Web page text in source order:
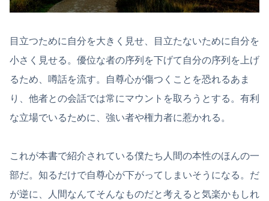
目立つために自分を大きく見せ、目立たないために自分を
小さく見せる。優位な者の序列を下げて自分の序列を上げ
るため、噂話を流す。自尊心が傷つくことを恐れるあま
り、他者との会話では常にマウントを取ろうとする。有利
な立場でいるために、強い者や権力者に惹かれる。
これが本書で紹介されている僕たち人間の本性のほんの一
部だ。知るだけで自尊心が下がってしまいそうになる。だ
が逆に、人間なんてそんなものだと考えると気楽かもしれ